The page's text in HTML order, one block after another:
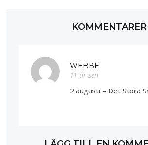
KOMMENTARER
WEBBE
11 år sen
2 augusti – Det Stora